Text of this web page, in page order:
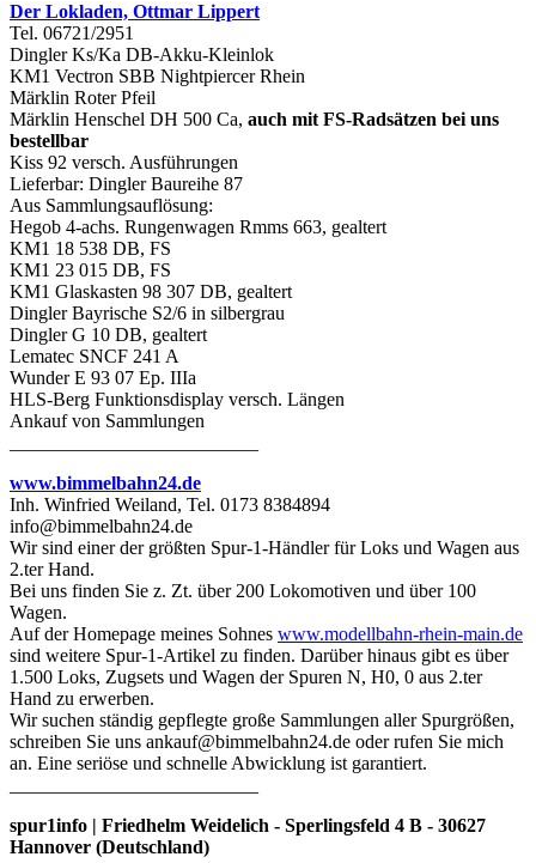
Der Lokladen, Ottmar Lippert
Tel. 06721/2951
Dingler Ks/Ka DB-Akku-Kleinlok
KM1 Vectron SBB Nightpiercer Rhein
Märklin Roter Pfeil
Märklin Henschel DH 500 Ca, auch mit FS-Radsätzen bei uns
bestellbar
Kiss 92 versch. Ausführungen
Lieferbar: Dingler Baureihe 87
Aus Sammlungsauflösung:
Hegob 4-achs. Rungenwagen Rmms 663, gealtert
KM1 18 538 DB, FS
KM1 23 015 DB, FS
KM1 Glaskasten 98 307 DB, gealtert
Dingler Bayrische S2/6 in silbergrau
Dingler G 10 DB, gealtert
Lematec SNCF 241 A
Wunder E 93 07 Ep. IIIa
HLS-Berg Funktionsdisplay versch. Längen
Ankauf von Sammlungen
www.bimmelbahn24.de
Inh. Winfried Weiland, Tel. 0173 8384894
info@bimmelbahn24.de
Wir sind einer der größten Spur-1-Händler für Loks und Wagen aus
2.ter Hand.
Bei uns finden Sie z. Zt. über 200 Lokomotiven und über 100
Wagen.
Auf der Homepage meines Sohnes www.modellbahn-rhein-main.de
sind weitere Spur-1-Artikel zu finden. Darüber hinaus gibt es über
1.500 Loks, Zugsets und Wagen der Spuren N, H0, 0 aus 2.ter
Hand zu erwerben.
Wir suchen ständig gepflegte große Sammlungen aller Spurgrößen,
schreiben Sie uns ankauf@bimmelbahn24.de oder rufen Sie mich
an. Eine seriöse und schnelle Abwicklung ist garantiert.
spur1info | Friedhelm Weidelich - Sperlingsfeld 4 B - 30627
Hannover (Deutschland)